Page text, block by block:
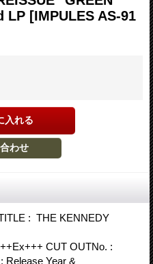
LP [IMPULES AS-91
: THE KENNEDY
CUT OUTNo. :
Year &